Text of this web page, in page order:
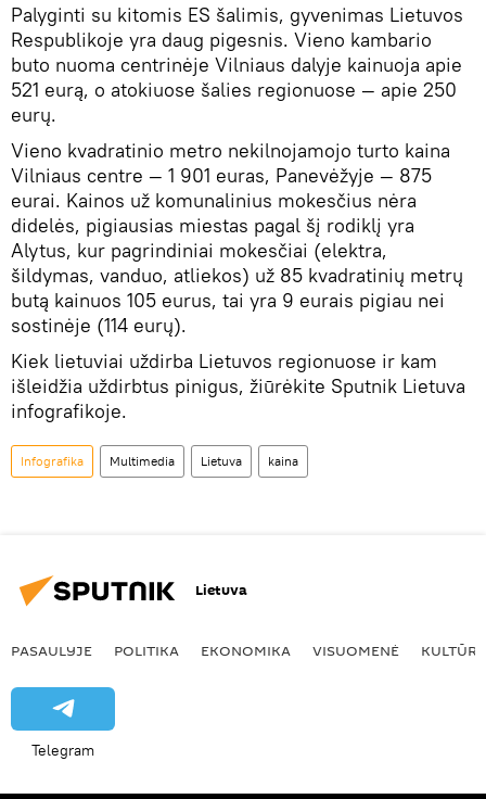
Palyginti su kitomis ES šalimis, gyvenimas Lietuvos
Respublikoje yra daug pigesnis. Vieno kambario
buto nuoma centrinėje Vilniaus dalyje kainuoja apie
521 eurą, o atokiuose šalies regionuose — apie 250
eurų.
Vieno kvadratinio metro nekilnojamojo turto kaina
Vilniaus centre — 1 901 euras, Panevėžyje — 875
eurai. Kainos už komunalinius mokesčius nėra
didelės, pigiausias miestas pagal šį rodiklį yra
Alytus, kur pagrindiniai mokesčiai (elektra,
šildymas, vanduo, atliekos) už 85 kvadratinių metrų
butą kainuos 105 eurus, tai yra 9 eurais pigiau nei
sostinėje (114 eurų).
Kiek lietuviai uždirba Lietuvos regionuose ir kam
išleidžia uždirbtus pinigus, žiūrėkite Sputnik Lietuva
infografikoje.
Infografika Multimedia Lietuva kaina
Lietuva
PASAULYJE POLITIKA EKONOMIKA VISUOMENĖ KULTŪRA
Telegram